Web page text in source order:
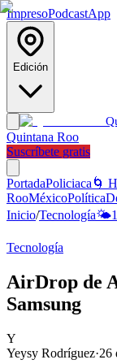
ImpresoPodcastApp
Edición
Quintana Roo
Suscríbete gratis
PortadaPoliciaca 🌀
RooMéxicoPolítica
Inicio/Tecnología🌤️
Tecnología
AirDrop de
Samsung
Y
Yeysy Rodríguez·26